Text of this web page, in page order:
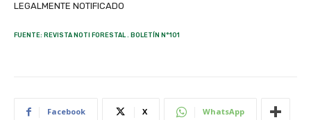
LEGALMENTE NOTIFICADO
FUENTE: REVISTA NOTI FORESTAL . BOLETÍN N°101
Facebook X WhatsApp